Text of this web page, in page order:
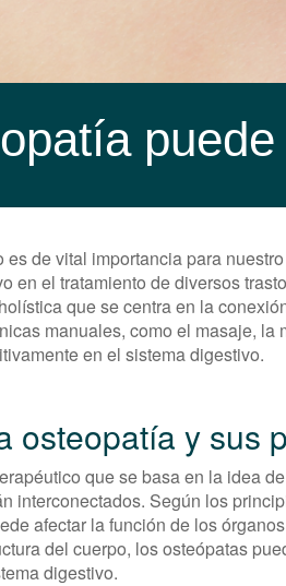
de vital importancia para
en el tratamiento de diversos
que se centra en la
manuales, como el masaje,
en el sistema digestivo.
osteopatía y sus
que se basa en la idea
interconectados. Según los
afectar la función de los
del cuerpo, los osteópatas
digestivo.